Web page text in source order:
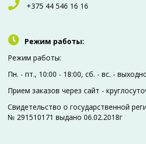
+375 44 546 16 16
Режим работы:
Режим работы:
Пн. - пт., 10:00 - 18:00, сб. - вc. -
Прием заказов через сайт -
Свидетельство о государственной
№ 291510171 выдано 06.02.2018г